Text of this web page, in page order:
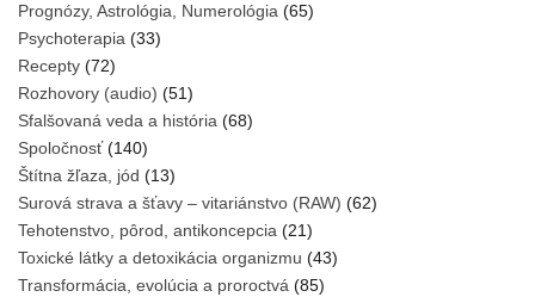
Prognózy, Astrológia, Numerológia (65)
Psychoterapia (33)
Recepty (72)
Rozhovory (audio) (51)
Sfalšovaná veda a história (68)
Spoločnosť(140)
Štítna žľaza, jód (13)
Surová strava a šťavy – vitariánstvo (RAW) (62)
Tehotenstvo, pôrod, antikoncepcia (21)
Toxické látky a detoxikácia organizmu (43)
Transformácia, evolúcia a proroctvá (85)